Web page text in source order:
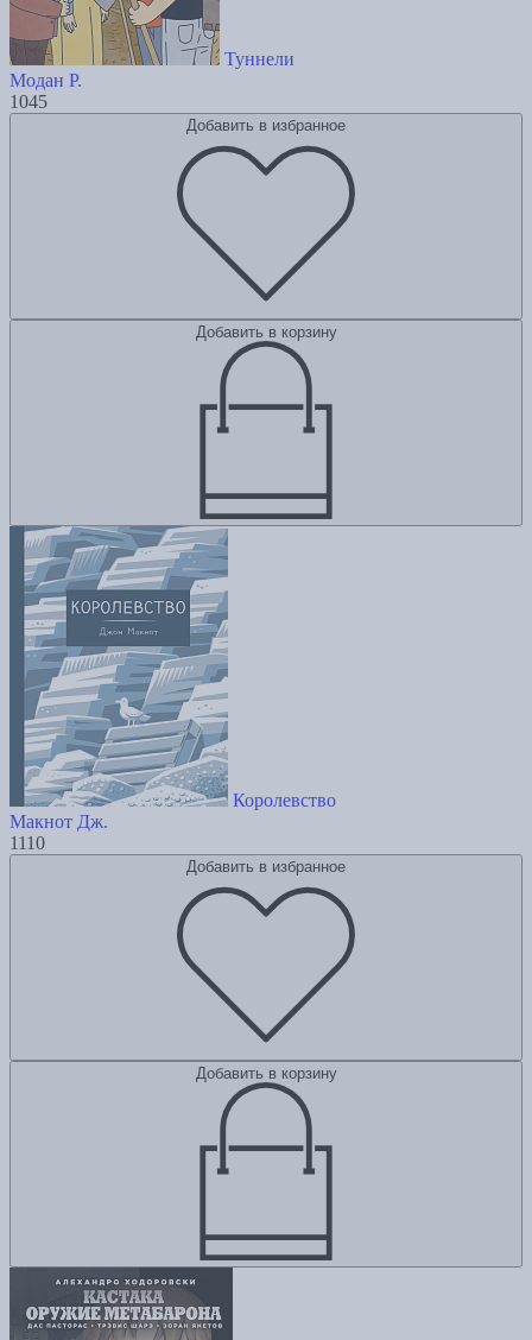
Туннели
Модан Р.
1045
Добавить в избранное
Добавить в корзину
Королевство
Макнот Дж.
1110
Добавить в избранное
Добавить в корзину